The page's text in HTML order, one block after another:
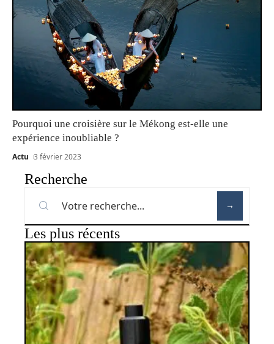
Pourquoi une croisière sur le Mékong est-elle une
expérience inoubliable ?
Actu 3 février 2023
Recherche
Les plus récents